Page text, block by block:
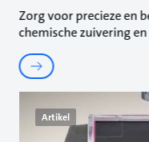
Zorg voor precieze en
chemische zuivering
Artikel